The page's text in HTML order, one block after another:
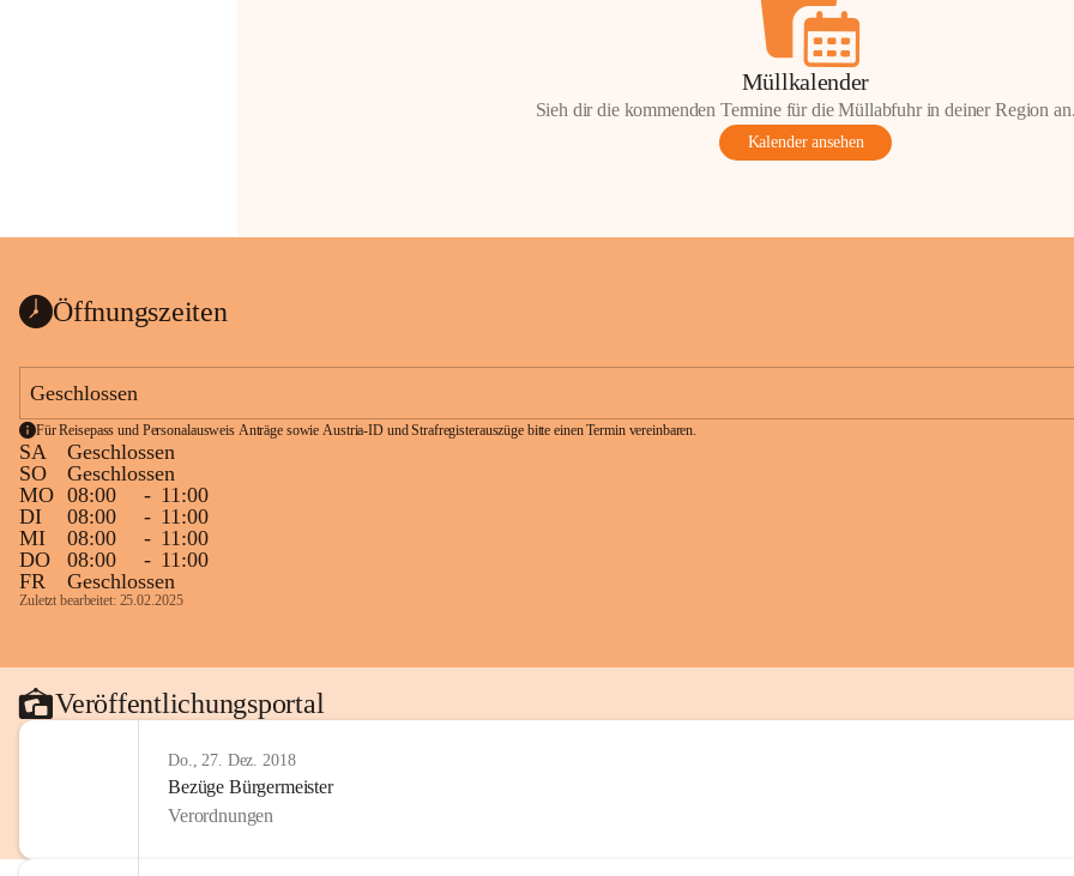
Müllkalender
Sieh dir die kommenden Termine für die Müllabfuhr in deiner Region
Kalender ansehen
Öffnungszeiten
Geschlossen
Für Reisepass und Personalausweis Anträge sowie Austria-ID und Strafregisterauszüge bitte einen Termin vereinbaren.
SA
Geschlossen
SO
Geschlossen
MO 08:00 - 11:00
DI
08:00 - 11:00
MI
08:00 - 11:00
DO
08:00 - 11:00
FR
Geschlossen
Zuletzt bearbeitet: 25.02.2025
Veröffentlichungsportal
Do., 27. Dez. 2018
Bezüge Bürgermeister
Verordnungen